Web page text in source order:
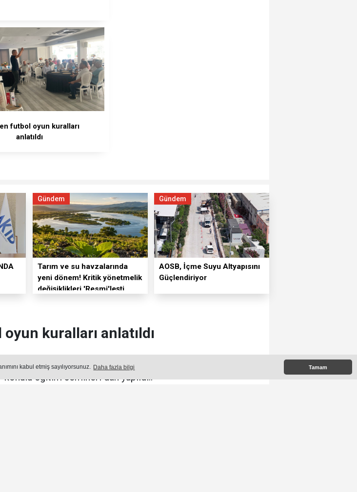
kabul etmiş sayılıyorsunuz. Daha fazla bilgi Tamam
futbol oyun kuralları
anlatıldı
Gündem
Tarım ve su havzalarında
yeni dönem! Kritik yönetmelik
değişiklikleri 'Resmi'leşti
Gündem
⁠AOSB, İçme Suyu Altyapısını
Güçlendiriyor
kuralları anlatıldı
her yıl geleneksel olarak düzenlenen “MHK kararları ve
konulu eğitim semineri dün yapıldı..